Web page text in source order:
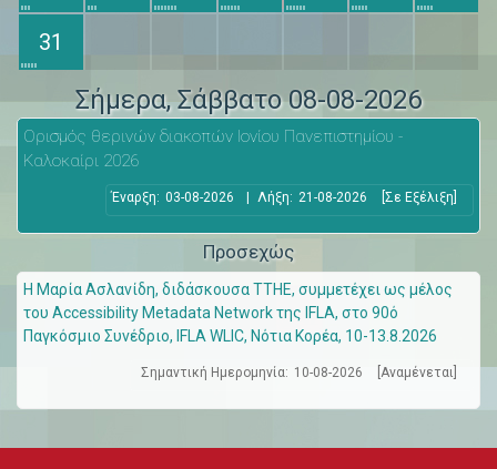
31
Σήμερα, Σάββατο 08-08-2026
Ορισμός θερινών διακοπών Ιονίου Πανεπιστημίου -
Καλοκαίρι 2026
Έναρξη: 03-08-2026 Λήξη: 21-08-2026 [Σε Εξέλιξη]
Προσεχώς
Η Μαρία Ασλανίδη, διδάσκουσα ΤΤΗΕ, συμμετέχει ως μέλος
του Accessibility Metadata Network της IFLA, στο 90ό
Παγκόσμιο Συνέδριο, IFLA WLIC, Νότια Κορέα, 10-13.8.2026
Σημαντική Ημερομηνία: 10-08-2026 [Αναμένεται]